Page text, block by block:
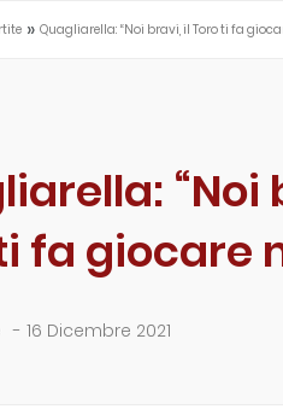
» Quagliarella: “Noi bravi, il Toro ti fa
“Noi
fa giocare
- 16 Dicembre 2021